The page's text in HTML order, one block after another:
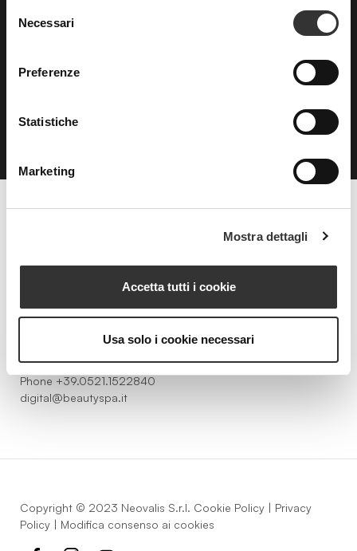
delNecessari
Preferenze
Statistiche
Marketing
Mostra dettagli
Accetta tutti i cookie
Usa solo i cookie necessari
ISCRIVITI
Strada della Pace, 29, Mezzani
P.IVA 03101820342
Phone +39.0521.1522840
digital@beautyspa.it
Copyright © 2023 Neovalis S.r.l. Cookie Policy | Privacy
Policy | Modifica consenso ai cookies